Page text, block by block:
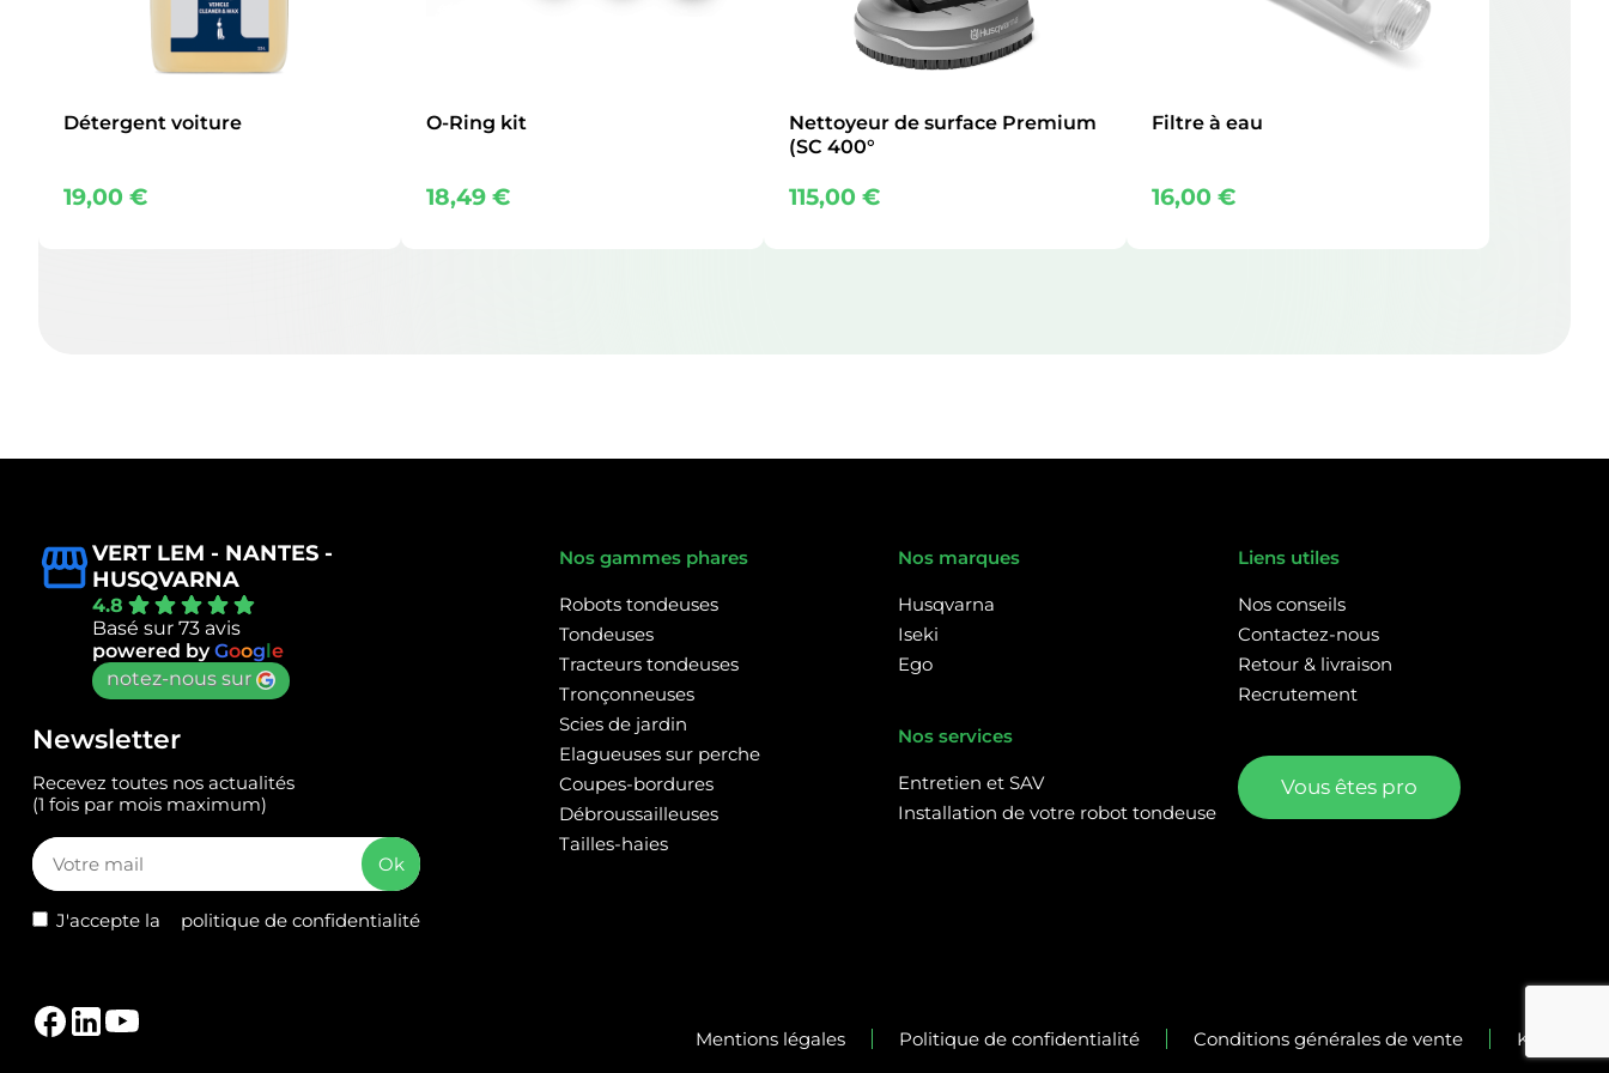
Détergent voiture
19,00€
O-Ring kit
18,49€
Nettoyeur de surface Premium
(SC 400°
115,00€
Filtre à eau
16,00€
VERT LEM - NANTES -
HUSQVARNA
4.8
Basé sur 73 avis
powered byGoogle
notez-nous sur
Newsletter
Recevez toutes nos actualités
(1 fois par mois maximum)
J'accepte la politique de confidentialité
Nos gammes phares
Robots tondeuses
Tondeuses
Tracteurs tondeuses
Tronçonneuses
Scies de jardin
Elagueuses sur perche
Coupes-bordures
Débroussailleuses
Tailles-haies
Nos marques
Husqvarna
Iseki
Ego
Nos services
Entretien et SAV
Installation de votre robot tondeuse
Liens utiles
Nos conseils
Contactez-nous
Retour & livraison
Recrutement
Vous êtes pro
Mentions légales Politique de confidentialité Conditions générales de vente Kalélia